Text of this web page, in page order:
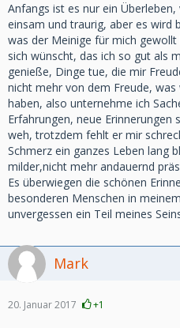
Anfangs ist es nur ein
einsam und traurig, aber es wird
was der Meinige für mich
sich wünscht, das ich so gut als
genieße, Dinge tue, die mir
nicht mehr von dem Freude,
haben, also unternehme ich
Erfahrungen, neue
weh, trotzdem fehlt er mir
Schmerz ein ganzes Leben lang
milder,nicht mehr andauernd
Es überwiegen die schönen
besonderen Menschen in
unvergessen ein Teil meines
Mark
20. Januar 2017 +1